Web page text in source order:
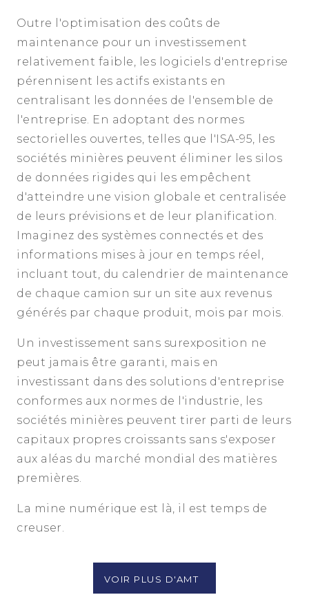
Outre l'optimisation des coûts de
maintenance pour un investissement
relativement faible, les logiciels d'entreprise
pérennisent les actifs existants en
centralisant les données de l'ensemble de
l'entreprise. En adoptant des normes
sectorielles ouvertes, telles que l'ISA-95, les
sociétés minières peuvent éliminer les silos
de données rigides qui les empêchent
d'atteindre une vision globale et centralisée
de leurs prévisions et de leur planification.
Imaginez des systèmes connectés et des
informations mises à jour en temps réel,
incluant tout, du calendrier de maintenance
de chaque camion sur un site aux revenus
générés par chaque produit, mois par mois.
Un investissement sans surexposition ne
peut jamais être garanti, mais en
investissant dans des solutions d'entreprise
conformes aux normes de l'industrie, les
sociétés minières peuvent tirer parti de leurs
capitaux propres croissants sans s'exposer
aux aléas du marché mondial des matières
premières.
La mine numérique est là, il est temps de
creuser.
VOIR PLUS D'AMT